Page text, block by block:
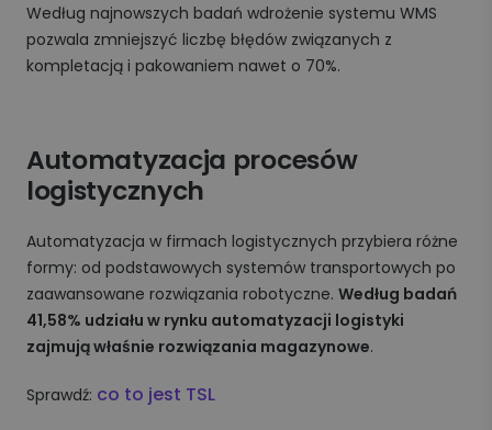
Według najnowszych badań wdrożenie systemu WMS
pozwala zmniejszyć liczbę błędów związanych z
kompletacją i pakowaniem nawet o 70%.
Automatyzacja procesów
logistycznych
Automatyzacja w firmach logistycznych przybiera różne
formy: od podstawowych systemów transportowych po
zaawansowane rozwiązania robotyczne. Według badań
41,58% udziału w rynku automatyzacji logistyki
zajmują właśnie rozwiązania magazynowe.
Sprawdź: co to jest TSL